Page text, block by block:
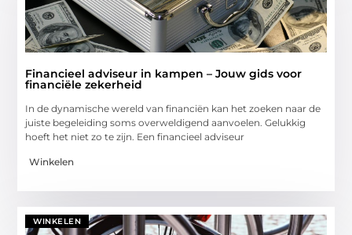
Financieel adviseur in kampen – Jouw gids voor
financiële zekerheid
In de dynamische wereld van financiën kan het zoeken naar de
juiste begeleiding soms overweldigend aanvoelen. Gelukkig
hoeft het niet zo te zijn. Een financieel adviseur
Winkelen
WINKELEN